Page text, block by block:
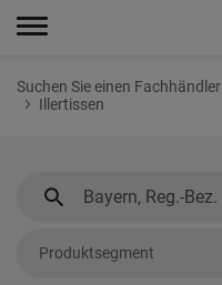
Suchen Sie einen Fachhändler
Illertissen
Produktsegment